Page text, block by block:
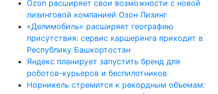
Ozon расширяет свои возможности с новой
лизинговой компанией Озон Лизинг
«Делимобиль» расширяет географию
присутствия: сервис каршеринга приходит в
Республику Башкортостан
Яндекс планирует запустить бренд для
роботов-курьеров и беспилотников
Норникель стремится к рекордным объемам: